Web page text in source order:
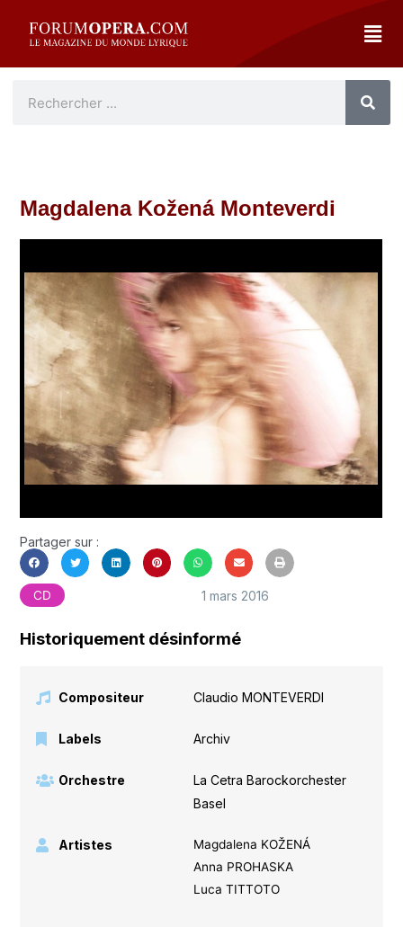
Magdalena Kožená Monteverdi
Partager sur :
CD 1 mars 2016
Historiquement désinformé
Compositeur Claudio MONTEVERDI
Labels Archiv
Orchestre
La Cetra Barockorchester
Basel
Artistes
Magdalena KOŽENÁ
Anna PROHASKA
Luca TITTOTO